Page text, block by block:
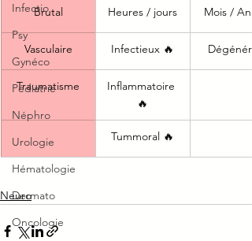
Infectio
Psy
Gynéco
Pédiatrie
Néphro
Urologie
Hématologie
Dermato
Oncologie
Brutal Heures / jours Mois /
Vasculaire ​Infectieux 🔥
Traumatisme
Inflammatoire
🔥
Tummoral 🔥
Neuro